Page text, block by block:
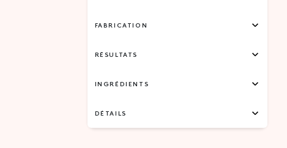
FABRICATION
RÉSULTATS
INGRÉDIENTS
DÉTAILS